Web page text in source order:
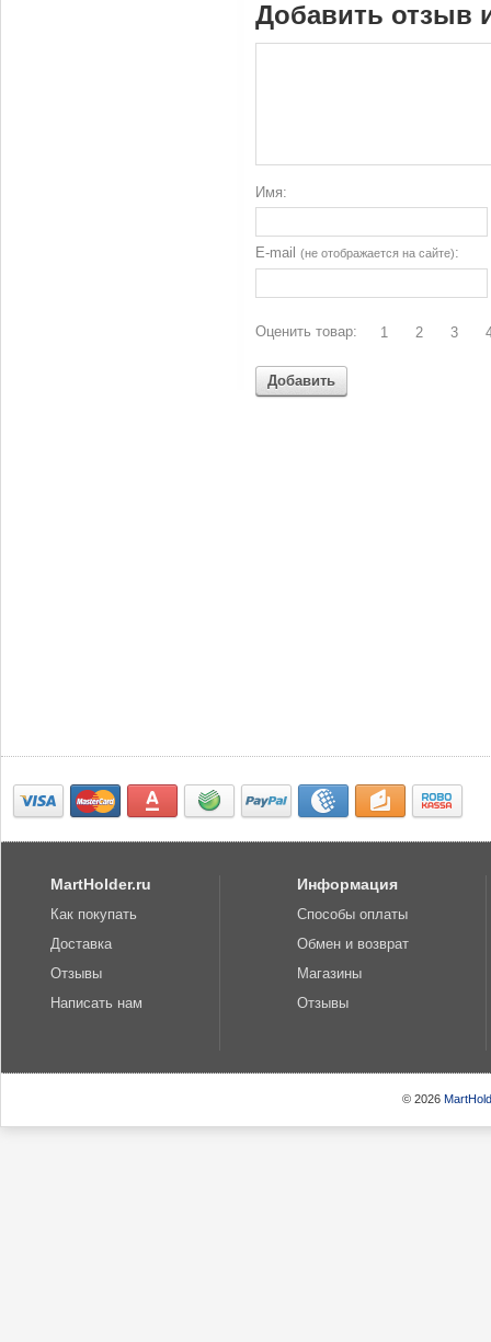
Добавить отзыв
Имя:
E-mail (не отображается на сайте):
Оценить товар: 1 2 3
Добавить
MartHolder.ru
Как покупать
Доставка
Отзывы
Написать нам
Информация
Способы оплаты
Обмен и возврат
Магазины
Отзывы
© 2026